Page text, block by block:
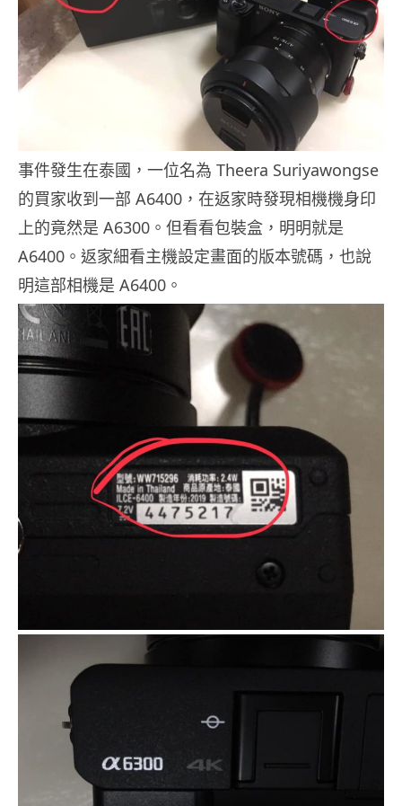
事件發生在泰國，一位名為 Theera Suriyawongse
的買家收到一部 A6400，在返家時發現相機機身印
上的竟然是 A6300。但看看包裝盒，明明就是
A6400。返家細看主機設定畫面的版本號碼，也說
明這部相機是 A6400。